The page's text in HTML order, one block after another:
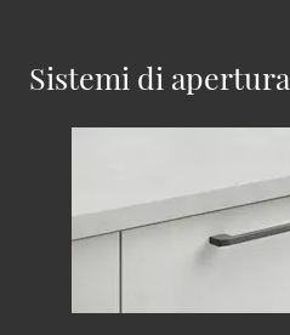
Sistemi di apertura